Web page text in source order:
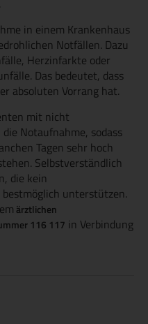
in einem Krankenhaus
Notfällen. Dazu
Herzinfarkte oder
Das bedeutet, dass
absoluten Vorrang hat.
mit nicht
Notaufnahme, sodass
Tagen sehr hoch
Selbstverständlich
die kein
unterstützen.
ärztlichen
116 117 in Verbindung